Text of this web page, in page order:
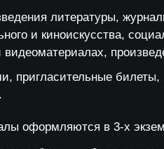
литературы,
и киноискусства,
видеоматериалах,
пригласительные билеты,
оформляются в 3-х